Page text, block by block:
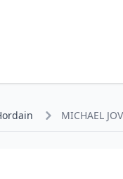
MICHAEL